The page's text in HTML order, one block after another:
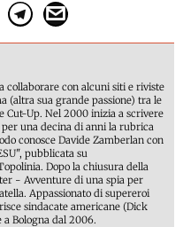
collaborare con alcuni siti e riviste
(altra sua grande passione) tra le
Cut-Up. Nel 2000 inizia a scrivere
una decina di anni la rubrica
conosce Davide Zamberlan con
pubblicata su
Dopo la chiusura della
- Avventure di una spia per
Appassionato di supereroi
sindacate americane (Dick
Bologna dal 2006.